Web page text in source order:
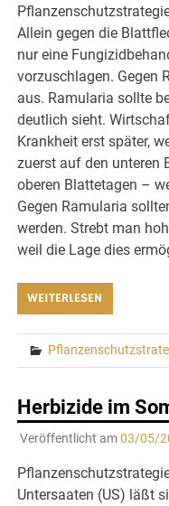
Allein gegen die
nur eine
vorzuschlagen. Gegen
aus. Ramularia sollte
deutlich sieht.
Krankheit erst später,
zuerst auf den unteren
oberen Blattetagen –
Gegen Ramularia
werden. Strebt man
weil die Lage dies
WEITERLESEN
Herbizide im
Veröffentlicht am03/05/
Untersaaten (US) läßt